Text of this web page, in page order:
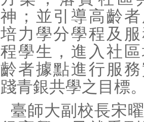
神；並引導高齡
培力學分學程及
程學生，進入社
齡者據點進行服
踐青銀共學之目標
臺師大副校長宋